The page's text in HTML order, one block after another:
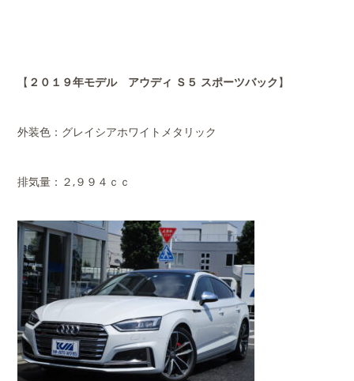
【 ２０１９年モデル アウディ Ｓ５ スポーツバック 】
外装色：グレイシアホワイトメタリック
排気量：２,９９４ｃｃ